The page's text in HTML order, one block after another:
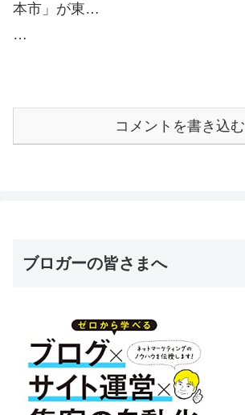
本市」が東…
…
コメントを書き込む
ブロガーの皆さまへ